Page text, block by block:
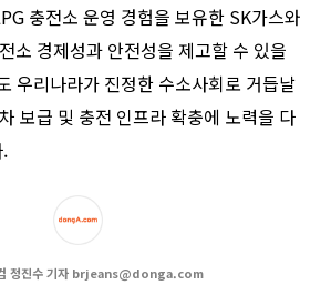
충전소 운영 경험을 보유한 SK가스와
소 경제성과 안전성을 제고할 수 있을
우리나라가 진정한 수소사회로 거듭날
보급 및 충전 인프라 확충에 노력을 다
정진수 기자 brjeans@donga.com